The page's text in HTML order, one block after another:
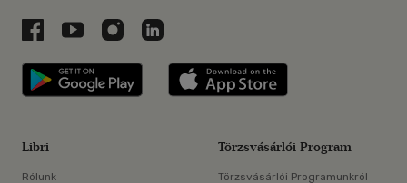
Libri a Facebookon
Libri a Youtube-on
Libri az Instagramon
Libri a LinkedInen
Libri applikáció Szerezd meg: Google
Libri
Rólunk
Törzsvásárlói Program
Törzsvásárlói Programunkról